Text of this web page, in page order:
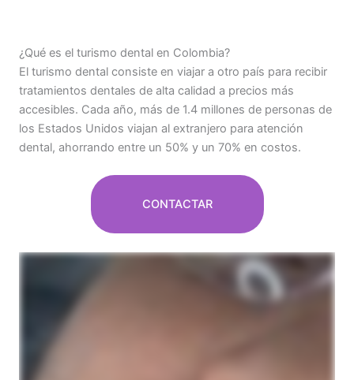
¿Qué es el turismo dental en Colombia?
El turismo dental consiste en viajar a otro país para recibir
tratamientos dentales de alta calidad a precios más
accesibles. Cada año, más de 1.4 millones de personas de
los Estados Unidos viajan al extranjero para atención
dental, ahorrando entre un 50% y un 70% en costos.
CONTACTAR